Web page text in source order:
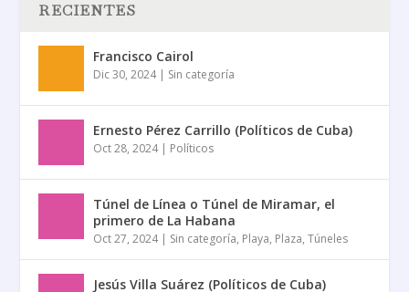
RECIENTES
Francisco Cairol
Dic 30, 2024| Sin categoría
Ernesto Pérez Carrillo (Políticos de Cuba)
Oct 28, 2024| Políticos
Túnel de Línea o Túnel de Miramar, el
primero de La Habana
Oct 27, 2024| Sin categoría, Playa, Plaza,Túneles
Jesús Villa Suárez (Políticos de Cuba)